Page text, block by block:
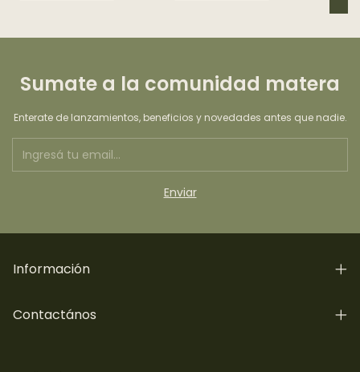
Sumate a la comunidad matera
Enterate de lanzamientos, beneficios y novedades antes que nadie.
Información
Contactános